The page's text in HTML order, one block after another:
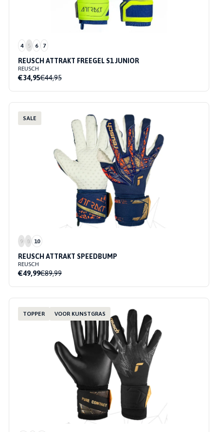
4 5 6 7
REUSCH ATTRAKT FREEGEL S1 JUNIOR
REUSCH
€34,95€44,95
SALE
9 8 10
REUSCH ATTRAKT SPEEDBUMP
REUSCH
€49,99€89,99
TOPPER VOOR KUNSTGRAS